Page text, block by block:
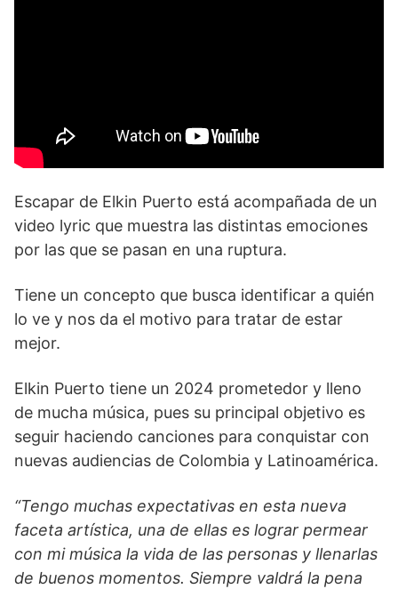
Escapar de Elkin Puerto está acompañada de un
video lyric que muestra las distintas emociones
por las que se pasan en una ruptura.
Tiene un concepto que busca identificar a quién
lo ve y nos da el motivo para tratar de estar
mejor.
Elkin Puerto tiene un 2024 prometedor y lleno
de mucha música, pues su principal objetivo es
seguir haciendo canciones para conquistar con
nuevas audiencias de Colombia y Latinoamérica.
“Tengo muchas expectativas en esta nueva
faceta artística, una de ellas es lograr permear
con mi música la vida de las personas y llenarlas
de buenos momentos. Siempre valdrá la pena